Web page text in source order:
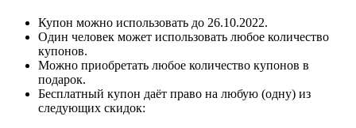
Купон можно использовать до 26.10.2022.
Один человек может использовать любое количество
купонов.
Можно приобретать любое количество купонов в
подарок.
Бесплатный купон даёт право на любую (одну) из
следующих скидок: